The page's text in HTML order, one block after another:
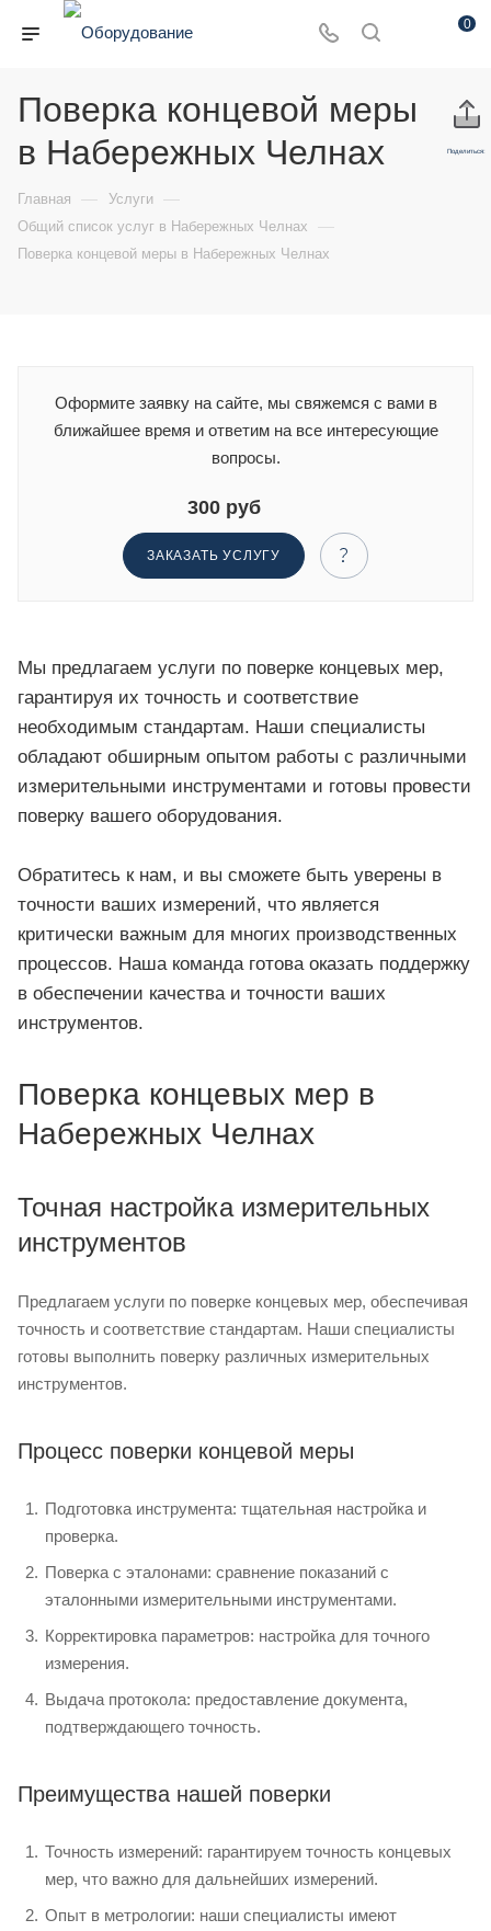
0
Поделиться:
Поверка концевой меры
в Набережных Челнах
Главная — Услуги —
Общий список услуг в Набережных Челнах —
Поверка концевой меры в Набережных Челнах
Оформите заявку на сайте, мы свяжемся с вами в
ближайшее время и ответим на все интересующие
вопросы.
300 руб
ЗАКАЗАТЬ УСЛУГУ
Мы предлагаем услуги по поверке концевых мер,
гарантируя их точность и соответствие
необходимым стандартам. Наши специалисты
обладают обширным опытом работы с различными
измерительными инструментами и готовы провести
поверку вашего оборудования.
Обратитесь к нам, и вы сможете быть уверены в
точности ваших измерений, что является
критически важным для многих производственных
процессов. Наша команда готова оказать поддержку
в обеспечении качества и точности ваших
инструментов.
Поверка концевых мер в
Набережных Челнах
Точная настройка измерительных
инструментов
Предлагаем услуги по поверке концевых мер, обеспечивая
точность и соответствие стандартам. Наши специалисты
готовы выполнить поверку различных измерительных
инструментов.
Процесс поверки концевой меры
Подготовка инструмента: тщательная настройка и
проверка.
Поверка с эталонами: сравнение показаний с
эталонными измерительными инструментами.
Корректировка параметров: настройка для точного
измерения.
Выдача протокола: предоставление документа,
подтверждающего точность.
Преимущества нашей поверки
Точность измерений: гарантируем точность концевых
мер, что важно для дальнейших измерений.
Опыт в метрологии: наши специалисты имеют